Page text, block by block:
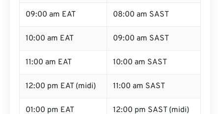
09:00 am EAT 08:00 am SAST
10:00 am EAT 09:00 am SAST
11:00 am EAT 10:00 am SAST
12:00 pm EAT (midi) 11:00 am SAST
01:00 pm EAT 12:00 pm SAST (midi)